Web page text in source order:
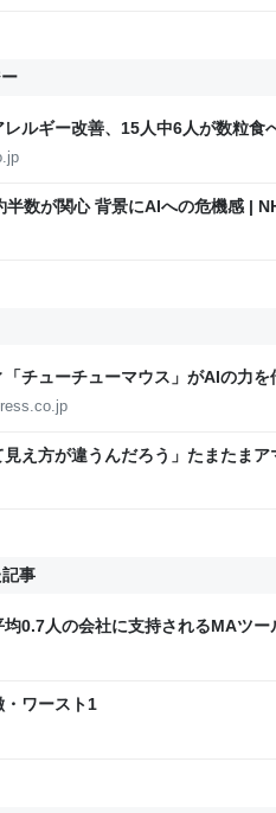
レルギー改善、15人中6人が数粒食
列誌掲載
半数が関心 背景にAIへの危機感 |
チューチューマウス」がAIの力を
10/11、「Chrome」も走り回る。
見え方が違うんだろう」たまたまア
住民の人に、どんな幽霊がいるの
事
0.7人の会社に支持されるMAツー
・ワースト1